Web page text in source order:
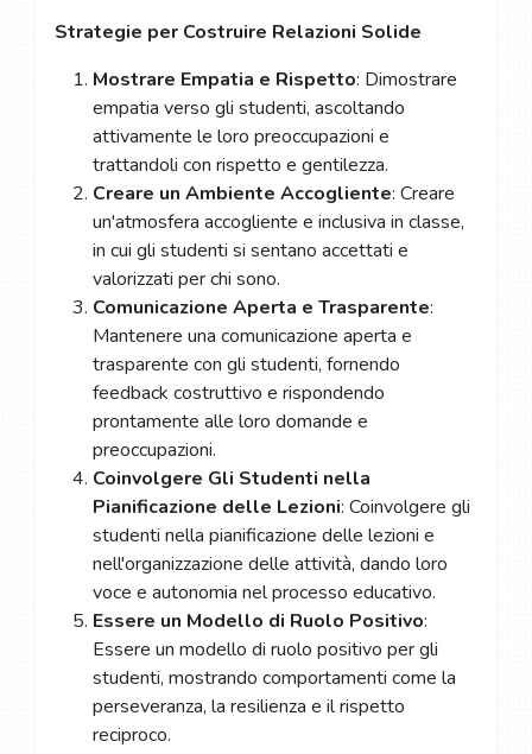
Strategie per Costruire Relazioni Solide
Mostrare Empatia e Rispetto: Dimostrare
empatia verso gli studenti, ascoltando
attivamente le loro preoccupazioni e
trattandoli con rispetto e gentilezza.
Creare un Ambiente Accogliente: Creare
un'atmosfera accogliente e inclusiva in classe,
in cui gli studenti si sentano accettati e
valorizzati per chi sono.
Comunicazione Aperta e Trasparente:
Mantenere una comunicazione aperta e
trasparente con gli studenti, fornendo
feedback costruttivo e rispondendo
prontamente alle loro domande e
preoccupazioni.
Coinvolgere Gli Studenti nella
Pianificazione delle Lezioni: Coinvolgere gli
studenti nella pianificazione delle lezioni e
nell'organizzazione delle attività, dando loro
voce e autonomia nel processo educativo.
Essere un Modello di Ruolo Positivo:
Essere un modello di ruolo positivo per gli
studenti, mostrando comportamenti come la
perseveranza, la resilienza e il rispetto
reciproco.